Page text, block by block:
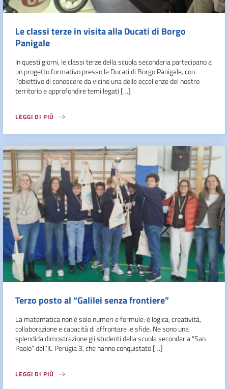
Le classi terze in visita alla Ducati di Borgo
Panigale
In questi giorni, le classi terze della scuola secondaria partecipano a
un progetto formativo presso la Ducati di Borgo Panigale, con
l’obiettivo di conoscere da vicino una delle eccellenze del nostro
territorio e approfondire temi legati […]
LEGGI DI PIÙ
Terzo posto al “Galilei senza frontiere”
La matematica non è solo numeri e formule: è logica, creatività,
collaborazione e capacità di affrontare le sfide. Ne sono una
splendida dimostrazione gli studenti della scuola secondaria “San
Paolo” dell’IC Perugia 3, che hanno conquistato […]
LEGGI DI PIÙ